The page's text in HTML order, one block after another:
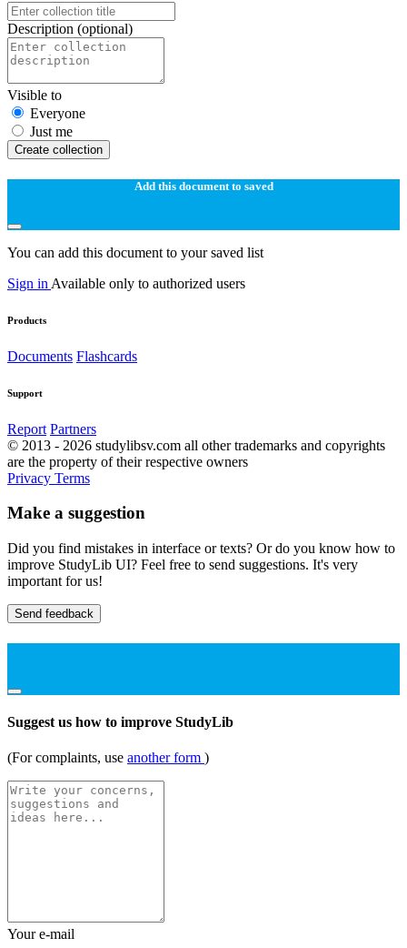
Description (optional)
Visible to
Everyone
Just me
Create collection
Add this document to saved
You can add this document to your saved list
Sign in Available only to authorized users
Products
Documents Flashcards
Support
Report Partners
© 2013 - 2026 studylibsv.com all other trademarks and copyrights
are the property of their respective owners
Privacy Terms
Make a suggestion
Did you find mistakes in interface or texts? Or do you know how to
improve StudyLib UI? Feel free to send suggestions. It's very
important for us!
Send feedback
Suggest us how to improve StudyLib
(For complaints, use another form )
Your e-mail